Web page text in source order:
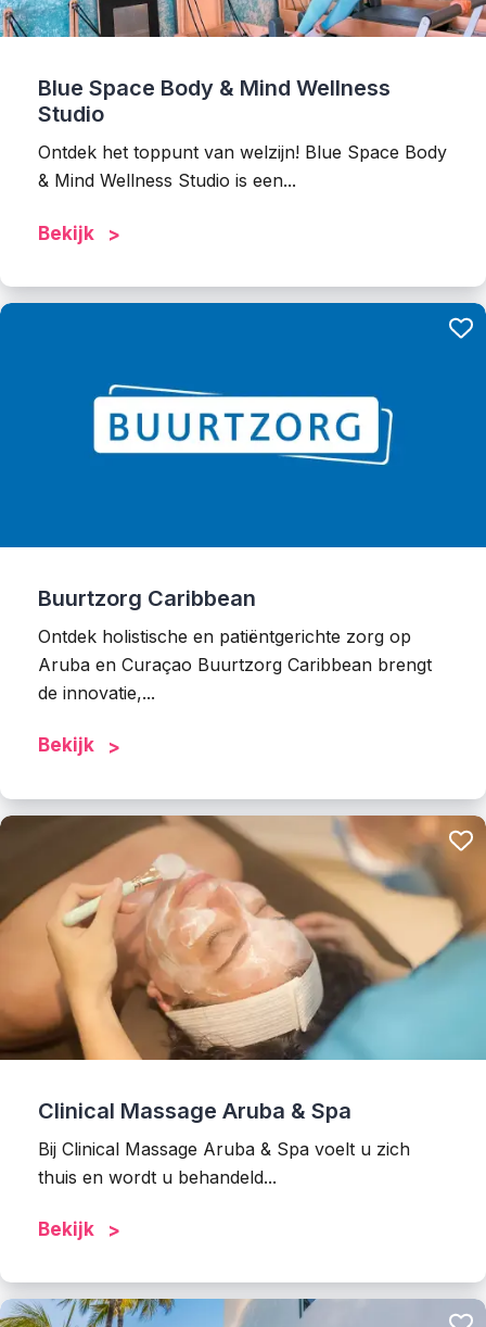
Blue Space Body & Mind Wellness
Studio
Ontdek het toppunt van welzijn! Blue Space Body
& Mind Wellness Studio is een...
Bekijk
Buurtzorg Caribbean
Ontdek holistische en patiëntgerichte zorg op
Aruba en Curaçao Buurtzorg Caribbean brengt
de innovatie,...
Bekijk
Clinical Massage Aruba & Spa
Bij Clinical Massage Aruba & Spa voelt u zich
thuis en wordt u behandeld...
Bekijk